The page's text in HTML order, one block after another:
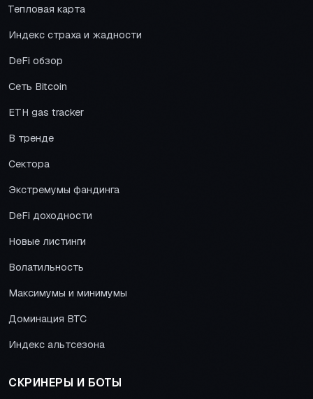
Тепловая карта
Индекс страха и жадности
DeFi обзор
Сеть Bitcoin
ETH gas tracker
В тренде
Сектора
Экстремумы фандинга
DeFi доходности
Новые листинги
Волатильность
Максимумы и минимумы
Доминация BTC
Индекс альтсезона
СКРИНЕРЫ И БОТЫ